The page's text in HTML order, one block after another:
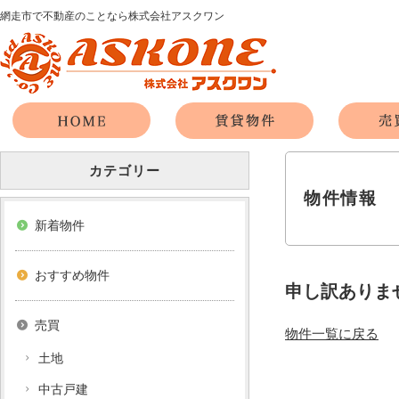
網走市で不動産のことなら株式会社アスクワン
物件情報
申し訳ありま
物件一覧に戻る
カテゴリー
新着物件
おすすめ物件
売買
土地
中古戸建